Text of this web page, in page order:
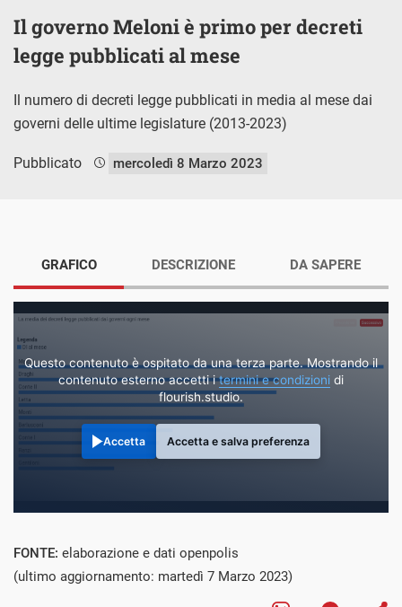
Il governo Meloni è primo per decreti
legge pubblicati al mese
Il numero di decreti legge pubblicati in media al mese dai
governi delle ultime legislature (2013-2023)
Pubblicato mercoledì 8 Marzo 2023
GRAFICO
Questo contenuto è ospitato da una terza parte. Mostrando il
contenuto esterno accetti itermini e condizioni di
flourish.studio.
Accetta Accetta e salva preferenza
DESCRIZIONE DA SAPERE
FONTE: elaborazione e dati openpolis
(ultimo aggiornamento: martedì 7 Marzo 2023)